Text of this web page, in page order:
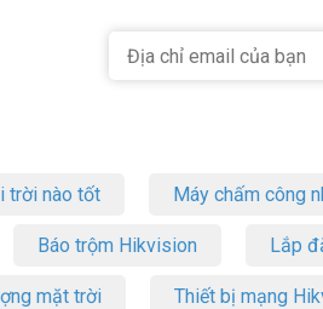
trời nào tốt Máy chấm công
Báo trộm Hikvision Lắp
mặt trời Thiết bị mạng